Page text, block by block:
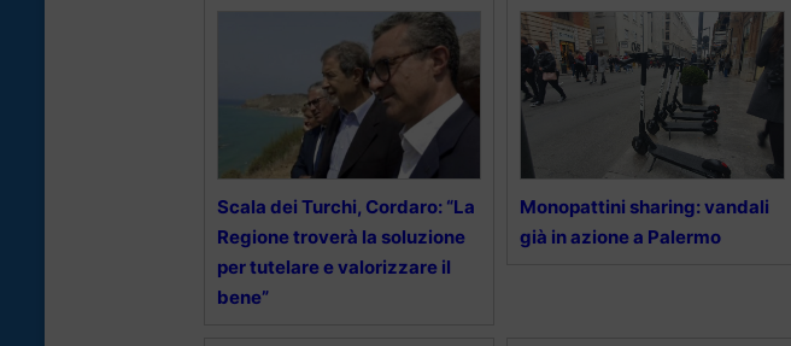
Scala dei Turchi, Cordaro: “La
Regione troverà la soluzione
per tutelare e valorizzare il
bene”
Monopattini sharing: vandali
già in azione a Palermo